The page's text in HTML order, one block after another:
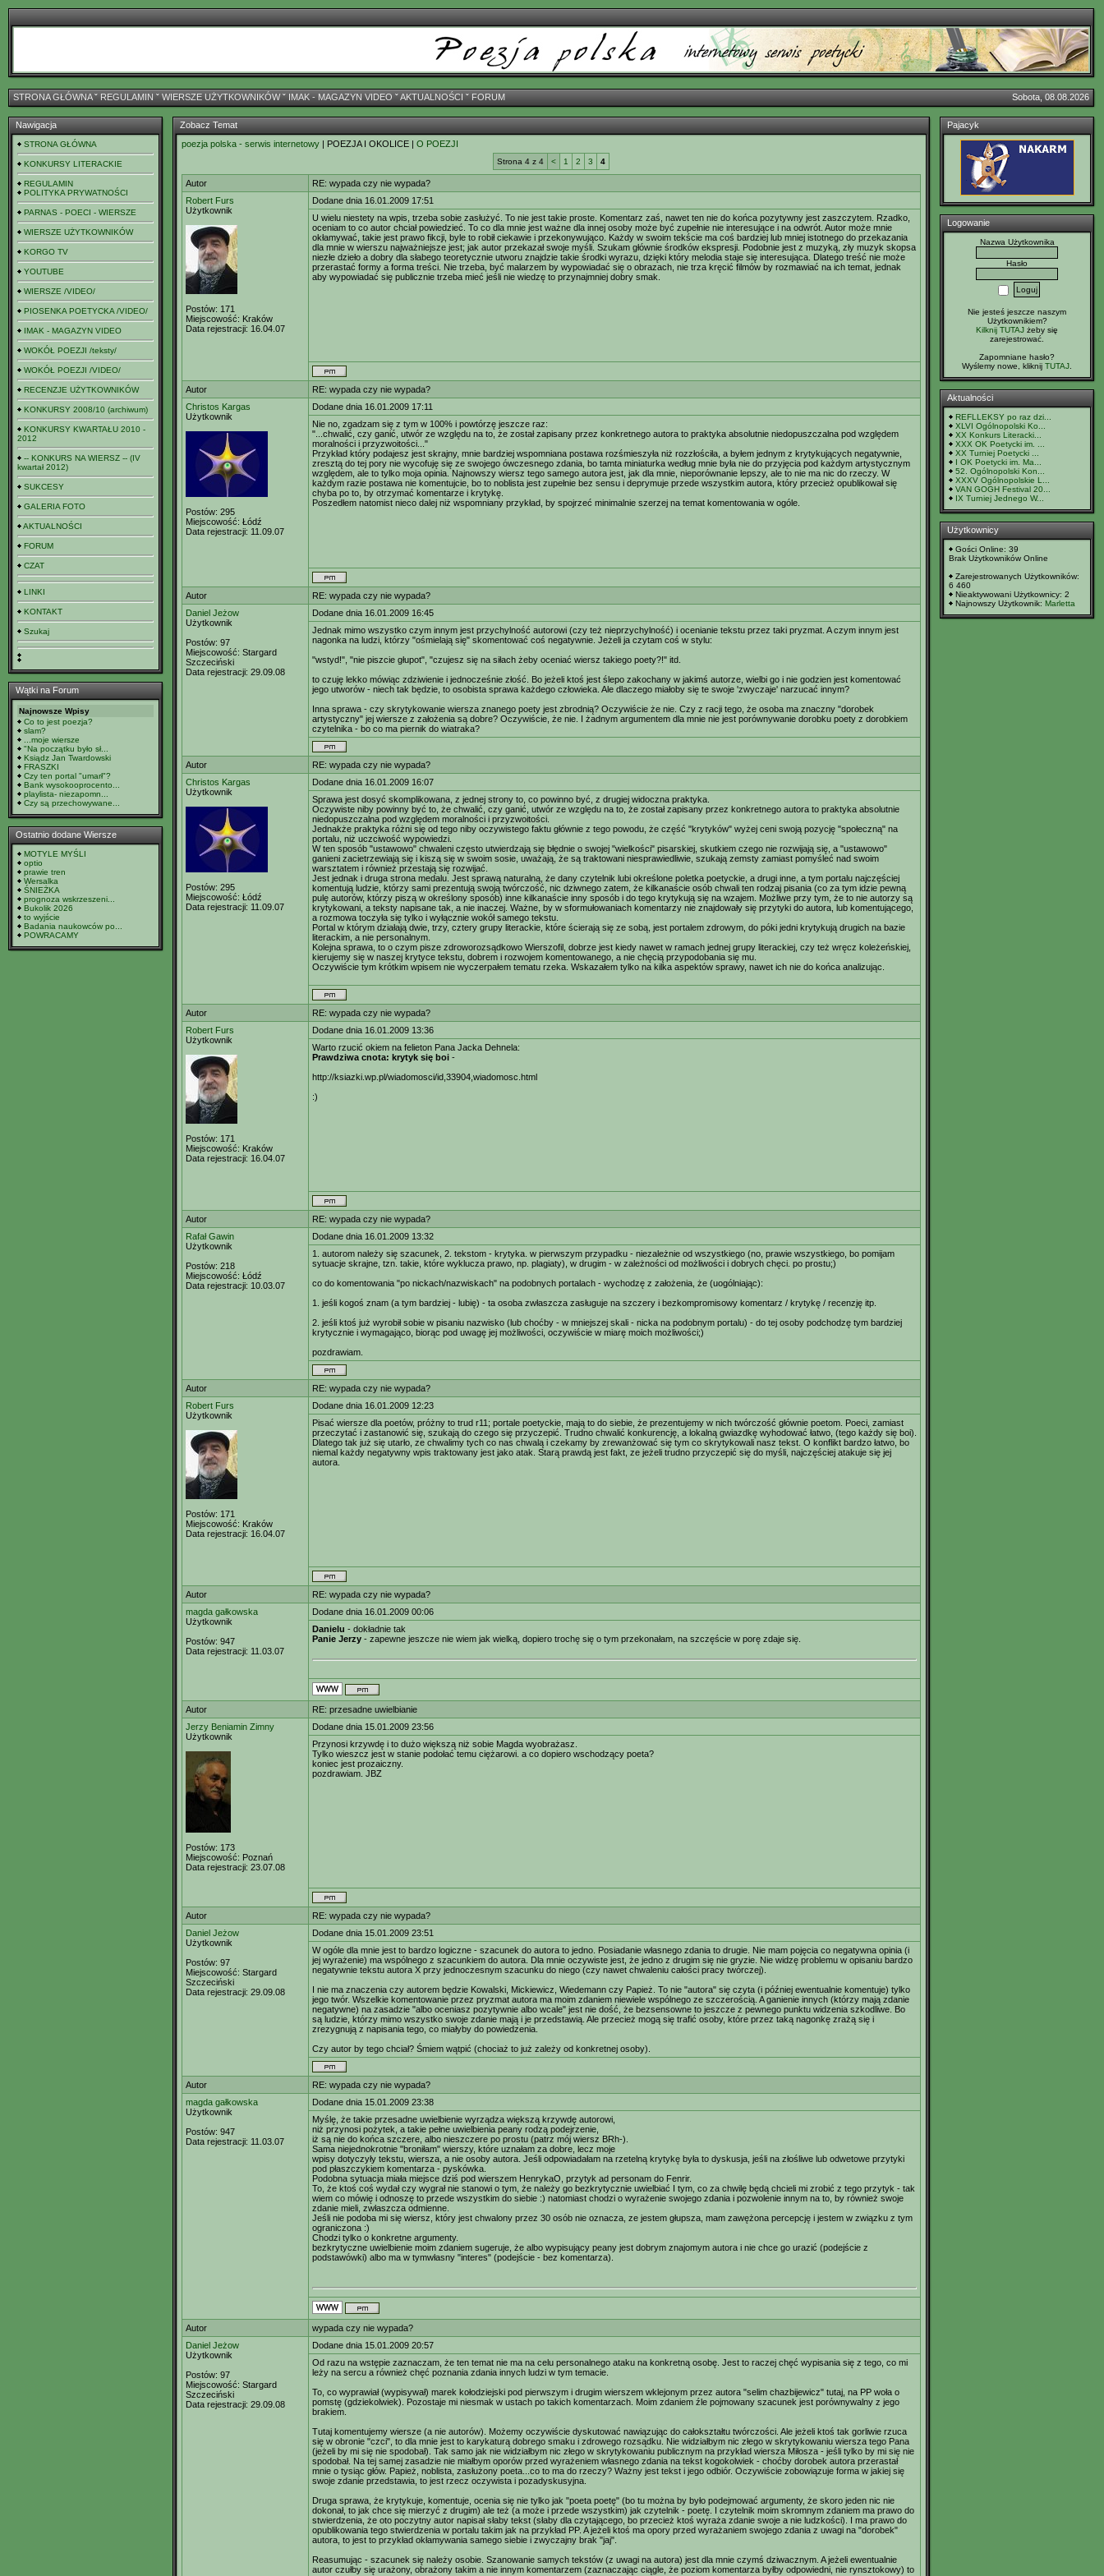
STRONA GŁÓWNAˇ REGULAMIN ˇ WIERSZE UŻYTKOWNIKÓWˇ IMAK - MAGAZYN VIDEO ˇAKTUALNOŚCI ˇ FORUM Sobota, 08.08.2026
Nawigacja
STRONA GŁÓWNA
KONKURSY LITERACKIE
REGULAMIN
POLITYKA PRYWATNOŚCI
PARNAS - POECI - WIERSZE
WIERSZE UŻYTKOWNIKÓW
KORGO TV
YOUTUBE
WIERSZE /VIDEO/
PIOSENKA POETYCKA /VIDEO/
IMAK - MAGAZYN VIDEO
WOKÓŁ POEZJI /teksty/
WOKÓŁ POEZJI /VIDEO/
RECENZJE UŻYTKOWNIKÓW
KONKURSY 2008/10 (archiwum)
KONKURSY KWARTAŁU 2010 -
2012
-- KONKURS NA WIERSZ -- (IV
kwartał 2012)
SUKCESY
GALERIA FOTO
AKTUALNOŚCI
FORUM
CZAT
LINKI
KONTAKT
Szukaj
Wątki na Forum
Najnowsze Wpisy
Co to jest poezja?
slam?
...moje wiersze
"Na początku było sł...
Ksiądz Jan Twardowski
FRASZKI
Czy ten portal "umarł"?
Bank wysokooprocento...
playlista- niezapomn...
Czy są przechowywane...
Ostatnio dodane Wiersze
MOTYLE MYŚLI
optio
prawie tren
Wersalka
ŚNIEŻKA
prognoza wskrzeszeni...
Bukolik 2026
to wyjście
Badania naukowców po...
POWRACAMY
Zobacz Temat
poezja polska - serwis internetowy | POEZJA I OKOLICE | O POEZJI
Strona 4 z 4 < 1 2 3 4
Autor
RE: wypada czy nie wypada?
Robert Furs
Użytkownik
Postów: 171
Miejscowość: Kraków
Data rejestracji: 16.04.07
Dodane dnia 16.01.2009 17:51
U wielu niestety na wpis, trzeba sobie zasłużyć. To nie jest takie proste. Komentarz zaś, nawet ten nie do końca pozytywny jest zaszczytem. Rzadko,
oceniam to co autor chciał powiedzieć. To co dla mnie jest ważne dla innej osoby może być zupełnie nie interesujące i na odwrót. Autor może mnie
okłamywać, takie jest prawo fikcji, byle to robił ciekawie i przekonywująco. Każdy w swoim tekście ma coś bardziej lub mniej istotnego do przekazania
dla mnie w wierszu najważniejsze jest; jak autor przekazał swoje myśli. Szukam głównie środków ekspresji. Podobnie jest z muzyką, zły muzyk skopsa
niezłe dzieło a dobry dla słabego teoretycznie utworu znajdzie takie środki wyrazu, dzięki który melodia staje się interesująca. Dlatego treść nie może
przerastać formy a forma treści. Nie trzeba, być malarzem by wypowiadać się o obrazach, nie trza kręcić filmów by rozmawiać na ich temat, jednak
aby wypowiadać się publicznie trzeba mieć jeśli nie wiedzę to przynajmniej dobry smak.
Autor
RE: wypada czy nie wypada?
Christos Kargas
Użytkownik
Postów: 295
Miejscowość: Łódź
Data rejestracji: 11.09.07
Dodane dnia 16.01.2009 17:11
Nie no, zgadzam się z tym w 100% i powtórzę jeszcze raz:
"...chwalić, czy ganić, utwór ze względu na to, że został zapisany przez konkretnego autora to praktyka absolutnie niedopuszczalna pod względem
moralności i przyzwoitości..."
Przykład który podajesz jest skrajny, mnie bardziej wspomniana postawa rozśmieszyła niż rozzłościła, a byłem jednym z krytykujących negatywnie,
zresztą do tej pory nie wycofuję się ze swojego ówczesnego zdania, bo tamta miniaturka według mnie była nie do przyjęcia pod każdym artystycznym
względem, ale to tylko moja opinia. Najnowszy wiersz tego samego autora jest, jak dla mnie, nieporównanie lepszy, ale to nie ma nic do rzeczy. W
każdym razie postawa nie komentujcie, bo to noblista jest zupełnie bez sensu i deprymuje przede wszystkim autora, który przecież opublikował się
chyba po to, by otrzymać komentarze i krytykę.
Poszedłem natomist nieco dalej niż wspomniany przykład, by spojrzeć minimalnie szerzej na temat komentowania w ogóle.
Autor
RE: wypada czy nie wypada?
Daniel Jeżow
Użytkownik
Postów: 97
Miejscowość: Stargard
Szczeciński
Data rejestracji: 29.09.08
Dodane dnia 16.01.2009 16:45
Jednak mimo wszystko czym innym jest przychylność autorowi (czy też nieprzychylność) i ocenianie tekstu przez taki pryzmat. A czym innym jest
nagonka na ludzi, którzy "ośmielają się" skomentować coś negatywnie. Jeżeli ja czytam coś w stylu:
"wstyd!", "nie piszcie głupot", "czujesz się na siłach żeby oceniać wiersz takiego poety?!" itd.
to czuję lekko mówiąc zdziwienie i jednocześnie złość. Bo jeżeli ktoś jest ślepo zakochany w jakimś autorze, wielbi go i nie godzien jest komentować
jego utworów - niech tak będzie, to osobista sprawa każdego człowieka. Ale dlaczego miałoby się te swoje 'zwyczaje' narzucać innym?
Inna sprawa - czy skrytykowanie wiersza znanego poety jest zbrodnią? Oczywiście że nie. Czy z racji tego, że osoba ma znaczny "dorobek
artystyczny" jej wiersze z założenia są dobre? Oczywiście, że nie. I żadnym argumentem dla mnie nie jest porównywanie dorobku poety z dorobkiem
czytelnika - bo co ma piernik do wiatraka?
Autor
RE: wypada czy nie wypada?
Christos Kargas
Użytkownik
Postów: 295
Miejscowość: Łódź
Data rejestracji: 11.09.07
Dodane dnia 16.01.2009 16:07
Sprawa jest dosyć skomplikowana, z jednej strony to, co powinno być, z drugiej widoczna praktyka.
Oczywiste niby powinny być to, że chwalić, czy ganić, utwór ze względu na to, że został zapisany przez konkretnego autora to praktyka absolutnie
niedopuszczalna pod względem moralności i przyzwoitości.
Jednakże praktyka różni się od tego niby oczywistego faktu głównie z tego powodu, że część "krytyków" wyżej ceni swoją pozycję "społeczną" na
portalu, niż uczciwość wypowiedzi.
W ten sposób "ustawowo" chwaleni często utwierdzają się błędnie o swojej "wielkości" pisarskiej, skutkiem czego nie rozwijają się, a "ustawowo"
ganieni zacietrzewiają się i kiszą się w swoim sosie, uważają, że są traktowani niesprawiedliwie, szukają zemsty zamiast pomyśleć nad swoim
warsztatem i również przestają się rozwijać.
Jest jednak i druga strona medalu. Jest sprawą naturalną, że dany czytelnik lubi określone poletka poetyckie, a drugi inne, a tym portalu najczęściej
komentują ludzie, którzy sami prezentują swoją twórczość, nic dziwnego zatem, że kilkanaście osób chwali ten rodzaj pisania (co za tym idzie pewną
pulę autorów, którzy piszą w określony sposób) inne kilkanaście inny sposób i do tego krytykują się na wzajem. Możliwe przy tym, że to nie autorzy są
krytykowani, a teksty napisane tak, a nie inaczej. Ważne, by w sformułowaniach komentarzy nie znajdowały się przytyki do autora, lub komentującego,
a rozmowa toczyła się tylko i wyłącznie wokół samego tekstu.
Portal w którym działają dwie, trzy, cztery grupy literackie, które ścierają się ze sobą, jest portalem zdrowym, do póki jedni krytykują drugich na bazie
literackim, a nie personalnym.
Kolejna sprawa, to o czym pisze zdroworozsądkowo Wierszofil, dobrze jest kiedy nawet w ramach jednej grupy literackiej, czy też wręcz koleżeńskiej,
kierujemy się w naszej krytyce tekstu, dobrem i rozwojem komentowanego, a nie chęcią przypodobania się mu.
Oczywiście tym krótkim wpisem nie wyczerpałem tematu rzeka. Wskazałem tylko na kilka aspektów sprawy, nawet ich nie do końca analizując.
Autor
RE: wypada czy nie wypada?
Robert Furs
Użytkownik
Postów: 171
Miejscowość: Kraków
Data rejestracji: 16.04.07
Dodane dnia 16.01.2009 13:36
Warto rzucić okiem na felieton Pana Jacka Dehnela:
Prawdziwa cnota: krytyk się boi -
http://ksiazki.wp.pl/wiadomosci/id,33904,wiadomosc.html
:)
Autor
RE: wypada czy nie wypada?
Rafał Gawin
Użytkownik
Postów: 218
Miejscowość: Łódź
Data rejestracji: 10.03.07
Dodane dnia 16.01.2009 13:32
1. autorom należy się szacunek, 2. tekstom - krytyka. w pierwszym przypadku - niezależnie od wszystkiego (no, prawie wszystkiego, bo pomijam
sytuacje skrajne, tzn. takie, które wyklucza prawo, np. plagiaty), w drugim - w zależności od możliwości i dobrych chęci. po prostu;)
co do komentowania "po nickach/nazwiskach" na podobnych portalach - wychodzę z założenia, że (uogólniając):
1. jeśli kogoś znam (a tym bardziej - lubię) - ta osoba zwłaszcza zasługuje na szczery i bezkompromisowy komentarz / krytykę / recenzję itp.
2. jeśli ktoś już wyrobił sobie w pisaniu nazwisko (lub choćby - w mniejszej skali - nicka na podobnym portalu) - do tej osoby podchodzę tym bardziej
krytycznie i wymagająco, biorąc pod uwagę jej możliwości, oczywiście w miarę moich możliwości;)
pozdrawiam.
Autor
RE: wypada czy nie wypada?
Robert Furs
Użytkownik
Postów: 171
Miejscowość: Kraków
Data rejestracji: 16.04.07
Dodane dnia 16.01.2009 12:23
Pisać wiersze dla poetów, próżny to trud r11; portale poetyckie, mają to do siebie, że prezentujemy w nich twórczość głównie poetom. Poeci, zamiast
przeczytać i zastanowić się, szukają do czego się przyczepić. Trudno chwalić konkurencję, a lokalną gwiazdkę wyhodować łatwo, (tego każdy się boi).
Dlatego tak już się utarło, ze chwalimy tych co nas chwalą i czekamy by zrewanżować się tym co skrytykowali nasz tekst. O konflikt bardzo łatwo, bo
niemal każdy negatywny wpis traktowany jest jako atak. Starą prawdą jest fakt, ze jeżeli trudno przyczepić się do myśli, najczęściej atakuje się jej
autora.
Autor
RE: wypada czy nie wypada?
magda gałkowska
Użytkownik
Postów: 947
Data rejestracji: 11.03.07
Dodane dnia 16.01.2009 00:06
Danielu - dokładnie tak
Panie Jerzy - zapewne jeszcze nie wiem jak wielką, dopiero trochę się o tym przekonałam, na szczęście w porę zdaje się.
Autor
RE: przesadne uwielbianie
Jerzy Beniamin Zimny
Użytkownik
Postów: 173
Miejscowość: Poznań
Data rejestracji: 23.07.08
Dodane dnia 15.01.2009 23:56
Przynosi krzywdę i to dużo większą niż sobie Magda wyobrażasz.
Tylko wieszcz jest w stanie podołać temu ciężarowi. a co dopiero wschodzący poeta?
koniec jest prozaiczny.
pozdrawiam. JBZ
Autor
RE: wypada czy nie wypada?
Daniel Jeżow
Użytkownik
Postów: 97
Miejscowość: Stargard
Szczeciński
Data rejestracji: 29.09.08
Dodane dnia 15.01.2009 23:51
W ogóle dla mnie jest to bardzo logiczne - szacunek do autora to jedno. Posiadanie własnego zdania to drugie. Nie mam pojęcia co negatywna opinia (i
jej wyrażenie) ma wspólnego z szacunkiem do autora. Dla mnie oczywiste jest, że jedno z drugim się nie gryzie. Nie widzę problemu w opisaniu bardzo
negatywnie tekstu autora X przy jednoczesnym szacunku do niego (czy nawet chwaleniu całości pracy twórczej).
I nie ma znaczenia czy autorem będzie Kowalski, Mickiewicz, Wiedemann czy Papież. To nie "autora" się czyta (i później ewentualnie komentuje) tylko
jego twór. Wszelkie komentowanie przez pryzmat autora ma moim zdaniem niewiele wspólnego ze szczerością. A ganienie innych (którzy mają zdanie
negatywne) na zasadzie "albo oceniasz pozytywnie albo wcale" jest nie dość, że bezsensowne to jeszcze z pewnego punktu widzenia szkodliwe. Bo
są ludzie, którzy mimo wszystko swoje zdanie mają i je przedstawią. Ale przecież mogą się trafić osoby, które przez taką nagonkę zrażą się i
zrezygnują z napisania tego, co miałyby do powiedzenia.
Czy autor by tego chciał? Śmiem wątpić (chociaż to już zależy od konkretnej osoby).
Autor
RE: wypada czy nie wypada?
magda gałkowska
Użytkownik
Postów: 947
Data rejestracji: 11.03.07
Dodane dnia 15.01.2009 23:38
Myślę, że takie przesadne uwielbienie wyrządza większą krzywdę autorowi,
niż przynosi pożytek, a takie pełne uwielbienia peany rodzą podejrzenie,
iż są nie do końca szczere, albo nieszczere po prostu (patrz mój wiersz BRh-).
Sama niejednokrotnie "broniłam" wierszy, które uznałam za dobre, lecz moje
wpisy dotyczyły tekstu, wiersza, a nie osoby autora. Jeśli odpowiadałam na rzetelną krytykę była to dyskusja, jeśli na złośliwe lub odwetowe przytyki
pod płaszczykiem komentarza - pyskówka.
Podobna sytuacja miała miejsce dziś pod wierszem HenrykaO, przytyk ad personam do Fenrir.
To, że ktoś coś wydał czy wygrał nie stanowi o tym, że należy go bezkrytycznie uwielbiać I tym, co za chwilę będą chcieli mi zrobić z tego przytyk - tak
wiem co mówię i odnoszę to przede wszystkim do siebie :) natomiast chodzi o wyrażenie swojego zdania i pozwolenie innym na to, by również swoje
zdanie mieli, zwłaszcza odmienne.
Jeśli nie podoba mi się wiersz, który jest chwalony przez 30 osób nie oznacza, ze jestem głupsza, mam zawężona percepcję i jestem w związku z tym
ograniczona :)
Chodzi tylko o konkretne argumenty.
bezkrytyczne uwielbienie moim zdaniem sugeruje, że albo wypisujący peany jest dobrym znajomym autora i nie chce go urazić (podejście z
podstawówki) albo ma w tymwłasny "interes" (podejście - bez komentarza).
Autor
wypada czy nie wypada?
Daniel Jeżow
Użytkownik
Postów: 97
Miejscowość: Stargard
Szczeciński
Data rejestracji: 29.09.08
Dodane dnia 15.01.2009 20:57
Od razu na wstępie zaznaczam, że ten temat nie ma na celu personalnego ataku na konkretną osobę. Jest to raczej chęć wypisania się z tego, co mi
leży na sercu a również chęć poznania zdania innych ludzi w tym temacie.
To, co wyprawiał (wypisywał) marek kołodziejski pod pierwszym i drugim wierszem wklejonym przez autora "selim chazbijewicz" tutaj, na PP woła o
pomstę (gdziekolwiek). Pozostaje mi niesmak w ustach po takich komentarzach. Moim zdaniem źle pojmowany szacunek jest porównywalny z jego
brakiem.
Tutaj komentujemy wiersze (a nie autorów). Możemy oczywiście dyskutować nawiązując do całokształtu twórczości. Ale jeżeli ktoś tak gorliwie rzuca
się w obronie "czci", to dla mnie jest to karykaturą dobrego smaku i zdrowego rozsądku. Nie widziałbym nic złego w skrytykowaniu wiersza tego Pana
(jeżeli by mi się nie spodobał). Tak samo jak nie widziałbym nic złego w skrytykowaniu publicznym na przykład wiersza Miłosza - jeśli tylko by mi się nie
spodobał. Na tej samej zasadzie nie miałbym oporów przed wyrażeniem własnego zdania na tekst kogokolwiek - choćby dorobek autora przerastał
mnie o tysiąc głów. Papież, noblista, zasłużony poeta...co to ma do rzeczy? Ważny jest tekst i jego odbiór. Oczywiście zobowiązuje forma w jakiej się
swoje zdanie przedstawia, to jest rzecz oczywista i pozadyskusyjna.
Druga sprawa, że krytykuje, komentuje, ocenia się nie tylko jak "poeta poetę" (bo tu można by było podejmować argumenty, że skoro jeden nic nie
dokonał, to jak chce się mierzyć z drugim) ale też (a może i przede wszystkim) jak czytelnik - poetę. I czytelnik moim skromnym zdaniem ma prawo do
stwierdzenia, że oto poczytny autor napisał słaby tekst (słaby dla czytającego, bo przecież ktoś wyraża zdanie swoje a nie ludzkości). I ma prawo do
opublikowania tego stwierdzenia w portalu takim jak na przykład PP. A jeżeli ktoś ma opory przed wyrażaniem swojego zdania z uwagi na "dorobek"
autora, to jest to przykład okłamywania samego siebie i zwyczajny brak "jaj".
Reasumując - szacunek się należy osobie. Szanowanie samych tekstów (z uwagi na autora) jest dla mnie czymś dziwacznym. A jeżeli ewentualnie
autor czułby się urażony, obrażony takim a nie innym komentarzem (zaznaczając ciągle, że poziom komentarza byłby odpowiedni, nie rynsztokowy) to
Pajacyk
Logowanie
Nazwa Użytkownika
Hasło
Nie jesteś jeszcze naszym
Użytkownikiem?
Kilknij TUTAJ żeby się
zarejestrować.
Zapomniane hasło?
Wyślemy nowe, kliknij TUTAJ
Aktualności
REFLLEKSY po raz dzi...
XLVI Ogólnopolski Ko...
XX Konkurs Literacki...
XXX OK Poetycki im. ...
XX Turniej Poetycki ...
I OK Poetycki im. Ma...
52. Ogólnopolski Kon...
XXXV Ogólnopolskie L...
VAN GOGH Festival 20...
IX Turniej Jednego W...
Użytkownicy
Gości Online: 39
Brak Użytkowników Online
Zarejestrowanych Użytkowników:
6 460
Nieaktywowani Użytkownicy: 2
Najnowszy Użytkownik: Marletta